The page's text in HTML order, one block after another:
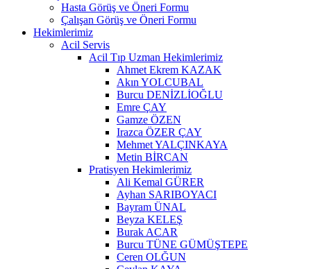
Hasta Görüş ve Öneri Formu
Çalışan Görüş ve Öneri Formu
Hekimlerimiz
Acil Servis
Acil Tıp Uzman Hekimlerimiz
Ahmet Ekrem KAZAK
Akın YOLCUBAL
Burcu DENİZLİOĞLU
Emre ÇAY
Gamze ÖZEN
Irazca ÖZER ÇAY
Mehmet YALÇINKAYA
Metin BİRCAN
Pratisyen Hekimlerimiz
Ali Kemal GÜRER
Ayhan SARIBOYACI
Bayram ÜNAL
Beyza KELEŞ
Burak ACAR
Burcu TÜNE GÜMÜŞTEPE
Ceren OLĞUN